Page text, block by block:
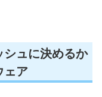
ュに決めるか
ェア